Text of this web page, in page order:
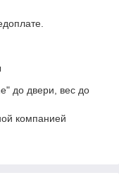
до двери, вес до
компанией